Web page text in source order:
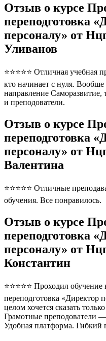
Отзыв о курсе
переподготовка
персоналу» от
Уливанов
⭐⭐⭐⭐⭐ Отличная учебная
кто начинает с нуля.
направление Саморазвитие,
и преподователи.
Отзыв о курсе
переподготовка
персоналу» от
Валентина
⭐⭐⭐⭐⭐ Отличные
обучения. Все понравилось.
Отзыв о курсе
переподготовка
персоналу» от
Константин
⭐⭐⭐⭐⭐ Проходил
переподготовка «Директор
целом хочется сказать
Грамотные преподователи
Удобная платформа. Гибкий